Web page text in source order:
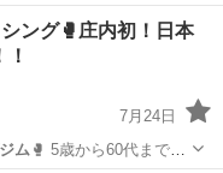
ング🥊庄内初！日本
7月24日
ム 🥊 5歳から60代まで幅